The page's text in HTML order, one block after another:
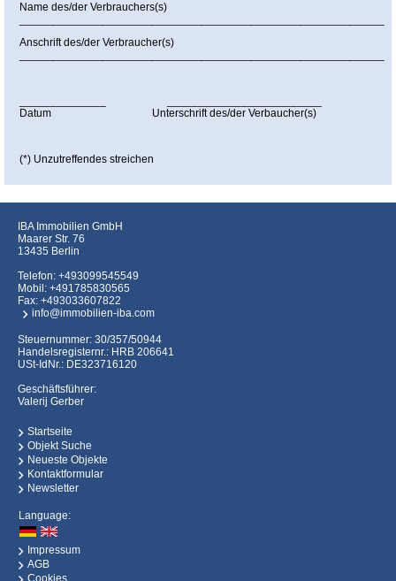
Name des/der Verbrauchers(s)
Anschrift des/der Verbraucher(s)
Datum Unterschrift des/der Verbaucher(s)
(*) Unzutreffendes streichen
IBA Immobilien GmbH
Maarer Str. 76
13435 Berlin
Telefon: +493099545549
Mobil: +491785830565
Fax: +493033607822
info@immobilien-iba.com
Steuernummer: 30/357/50944
Handelsregisternr.: HRB 206641
USt-IdNr.: DE323716120
Geschäftsführer:
Valerij Gerber
Startseite
Objekt Suche
Neueste Objekte
Kontaktformular
Newsletter
Language:
Impressum
AGB